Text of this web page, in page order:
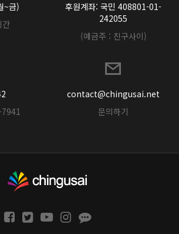
~금)
간
후원계좌: 국민 408801-01-
242055
(예금주 : 친구사이)
contact@chingusai.net
문의하기